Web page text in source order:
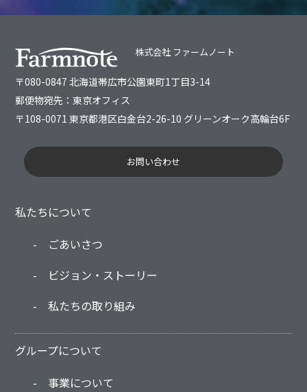
株式会社 ファームノート
〒080-0847 北海道帯広市公園東町1丁目3-14
郵便物宛先：東京オフィス
〒108-0071 東京都港区白金台2-26-10 グリーンオーク高輪台6F
お問い合わせ
私たちについて
ごあいさつ
ビジョン・ストーリー
私たちの取り組み
グループについて
事業について